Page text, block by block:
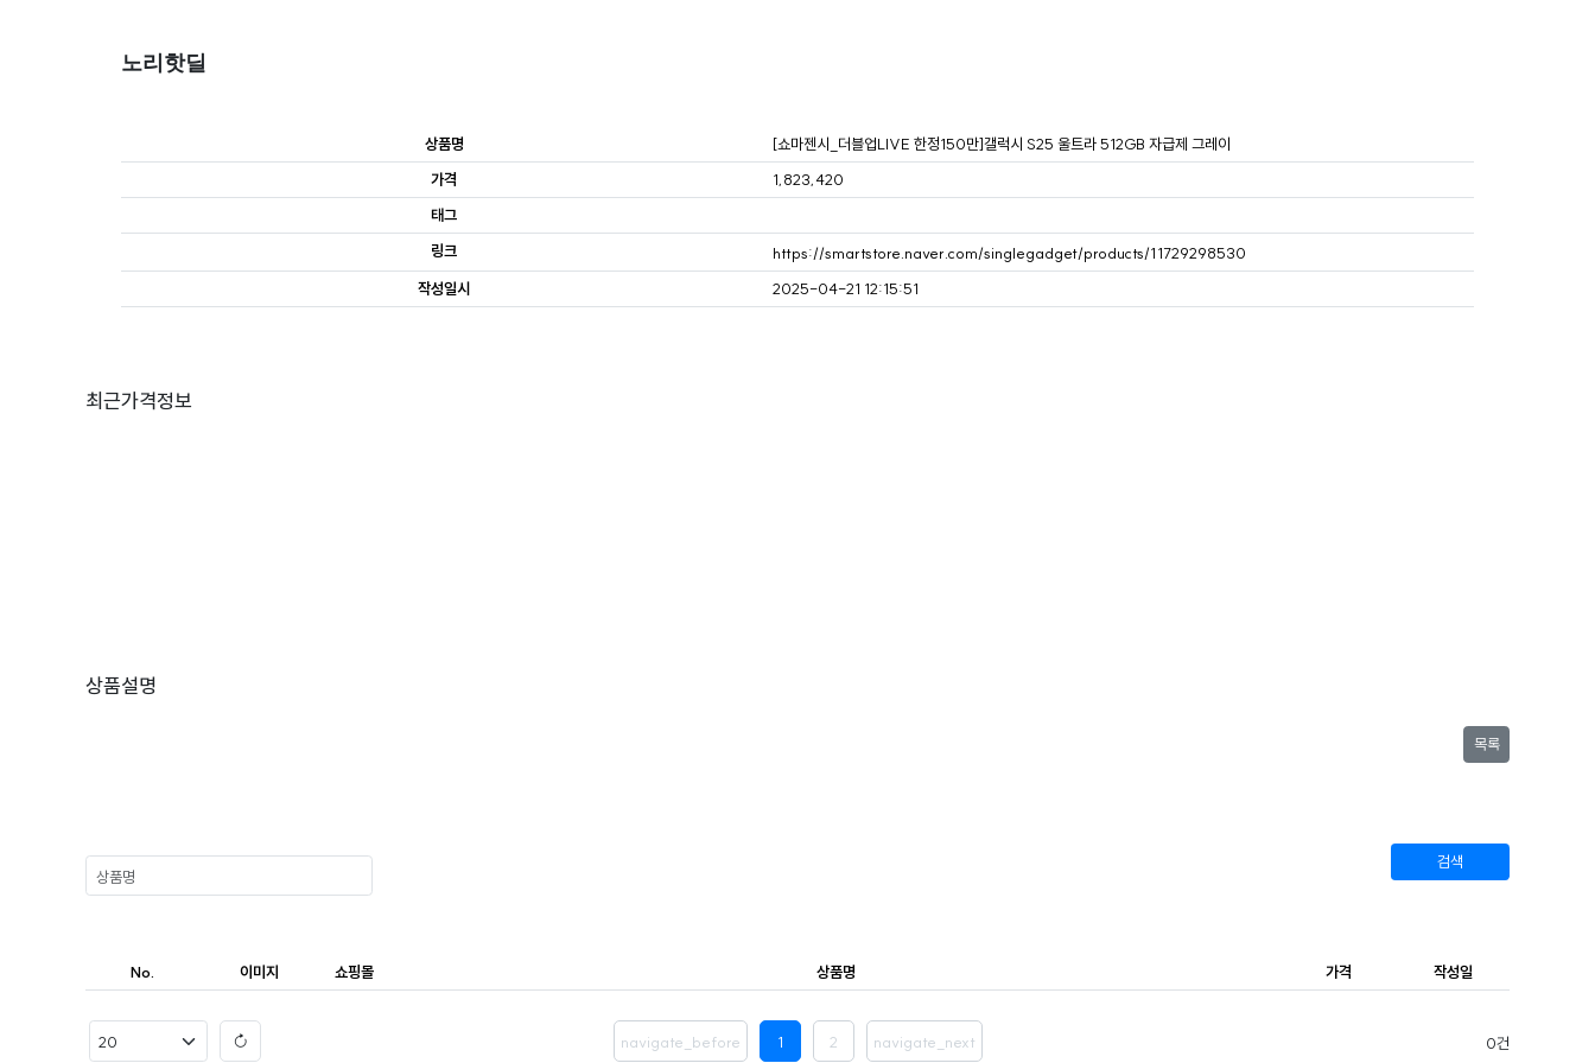
노리핫딜
상품명
[쇼마젠시_더블업LIVE 한정150만]갤럭시 S25 울트라 512GB 자급제 그레이
가격
1,823,420
태그
링크
https://smartstore.naver.com/singlegadget/products/11729298530
작성일시
2025-04-21 12:15:51
최근가격정보
상품설명
목록
검색
No. 이미지 쇼핑몰 상품명 가격 작성일
navigate_before 1 2 navigate_next 0